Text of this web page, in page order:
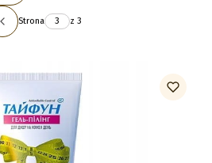
Poprzednie produkty
Strona z 3